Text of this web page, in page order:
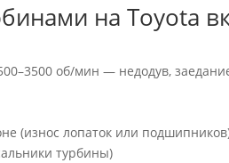
на Toyota
об/мин — недодув,
(износ лопаток или
турбины)